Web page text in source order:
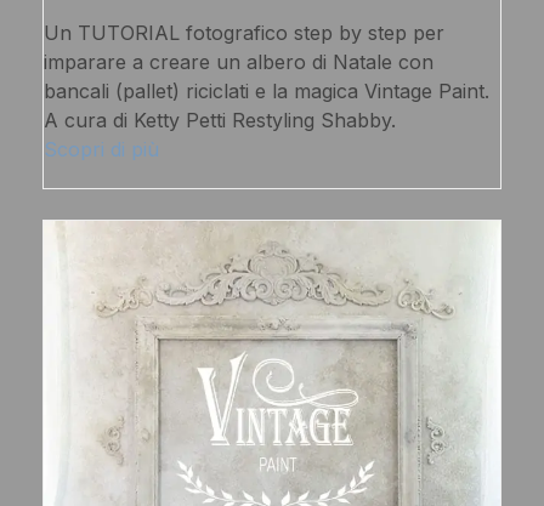
Un TUTORIAL fotografico step by step per
imparare a creare un albero di Natale con
bancali (pallet) riciclati e la magica Vintage Paint.
A cura di Ketty Petti Restyling Shabby.
Scopri di più